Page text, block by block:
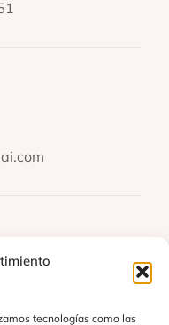
tecnologías como las